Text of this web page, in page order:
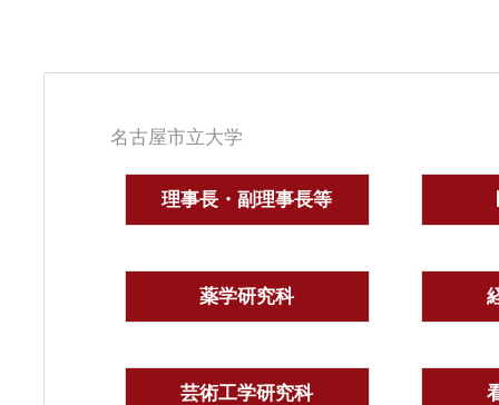
名古屋市立大学
理事長・副理事長等
薬学研究科
芸術工学研究科